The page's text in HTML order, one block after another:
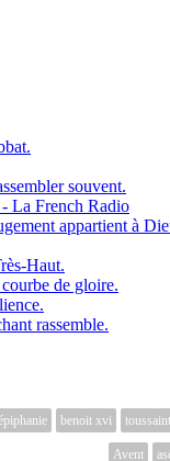
souvent.
La French Radio
appartient à
Haut.
de gloire.
rassemble.
benoit xvi toussaint
Avent